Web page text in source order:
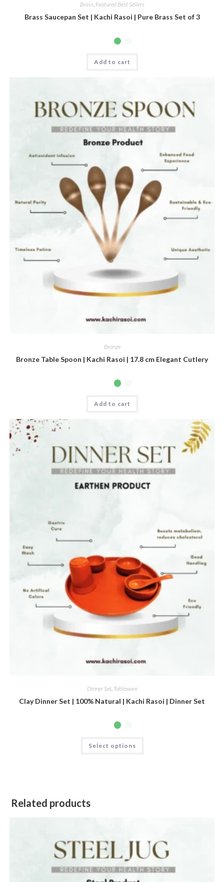
Brass, Featured Best Sellers
Brass Saucepan Set | Kachi Rasoi | Pure Brass Set of 3
Add to cart
Bronze
Bronze Table Spoon | Kachi Rasoi | 17.8 cm Elegant Cutlery
Add to cart
Dinner Set, Tableware
Clay Dinner Set | 100% Natural | Kachi Rasoi | Dinner Set
Select options
Related products